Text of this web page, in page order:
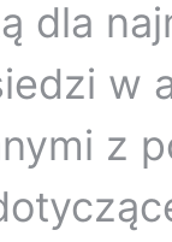
dla
w
z